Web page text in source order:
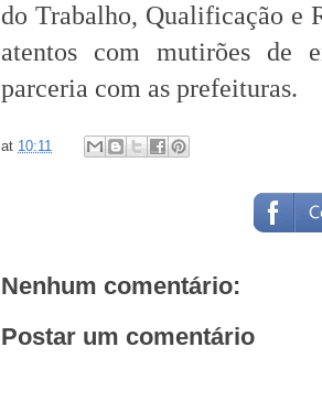
do Trabalho, Qualificação e
atentos com mutirões de
parceria com as prefeituras.
at 10:11
Nenhum comentário:
Postar um comentário